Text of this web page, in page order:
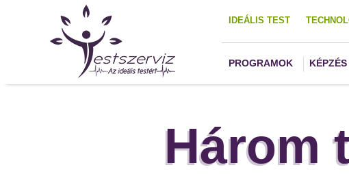
IDEÁLIS TEST
PROGRAMOK KÉPZÉS
Három